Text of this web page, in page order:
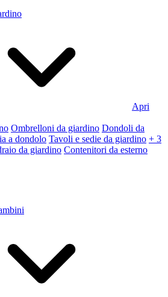
Apri
Ombrelloni da giardino Dondoli da
a dondolo Tavoli e sedie da giardino + 3
da giardino Contenitori da esterno